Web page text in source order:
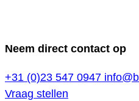
Neem direct contact op
+31 (0)23 547 0947
Vraag stellen